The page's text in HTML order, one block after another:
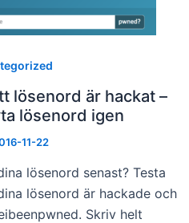
lösenord är hackat –
lösenord igen
11-22
lösenord senast? Testa
lösenord är hackade och
Skriv helt